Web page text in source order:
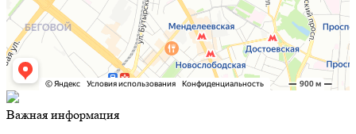
Важная информация